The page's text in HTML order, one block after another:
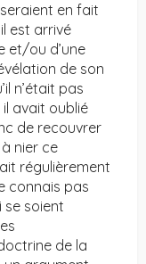
en fait
est arrivé
et/ou d’une
de son
n’était pas
avait oublié
de recouvrer
nier ce
régulièrement
connais pas
soient
de la